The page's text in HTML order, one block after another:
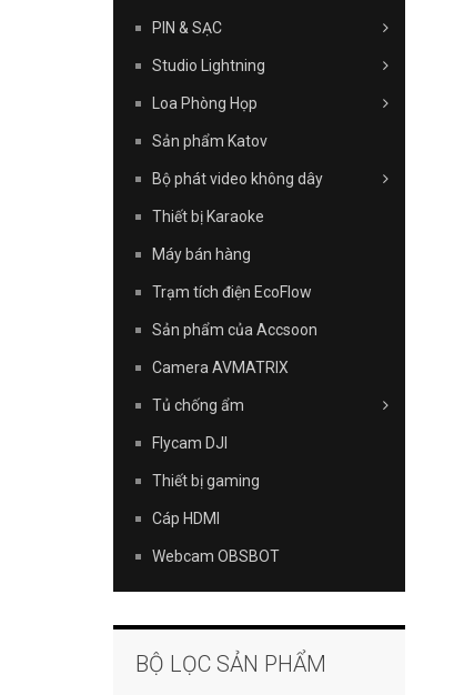
PIN & SẠC
Studio Lightning
Loa Phòng Họp
Sản phẩm Katov
Bộ phát video không dây
Thiết bị Karaoke
Máy bán hàng
Trạm tích điện EcoFlow
Sản phẩm của Accsoon
Camera AVMATRIX
Tủ chống ẩm
Flycam DJI
Thiết bị gaming
Cáp HDMI
Webcam OBSBOT
BỘ LỌC SẢN PHẨM